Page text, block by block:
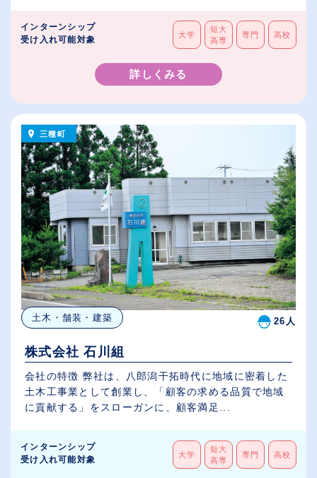
インターンシップ
受け入れ可能対象
大学
短大
高専
専門 高校
詳しくみる
三種町
土木・舗装・建築 26人
株式会社 石川組
会社の特徴 弊社は、八郎潟干拓時代に地域に密着した
土木工事業として創業し、「顧客の求める品質で地域
に貢献する」をスローガンに、顧客満足...
インターンシップ
受け入れ可能対象
大学
短大
高専
専門 高校